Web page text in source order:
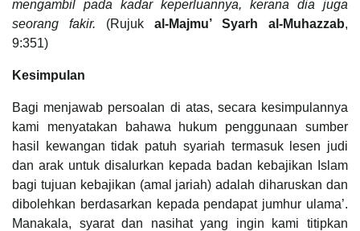
mengambil pada kadar keperluannya, kerana dia juga
seorang fakir. (Rujuk al-Majmu’ Syarh al-Muhazzab,
9:351)
Kesimpulan
Bagi menjawab persoalan di atas, secara kesimpulannya
kami menyatakan bahawa hukum penggunaan sumber
hasil kewangan tidak patuh syariah termasuk lesen judi
dan arak untuk disalurkan kepada badan kebajikan Islam
bagi tujuan kebajikan (amal jariah) adalah diharuskan dan
dibolehkan berdasarkan kepada pendapat jumhur ulama’.
Manakala, syarat dan nasihat yang ingin kami titipkan